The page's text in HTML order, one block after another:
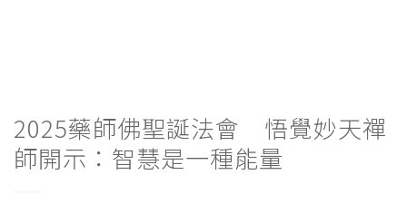
2025藥師佛聖誕法會 悟覺妙天禪
師開示：智慧是一種能量